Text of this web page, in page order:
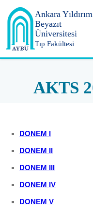
Ankara Yıldırım
Beyazıt
Üniversitesi
Tıp Fakültesi
AKTS
DONEM I
DONEM II
DONEM III
DONEM IV
DONEM V